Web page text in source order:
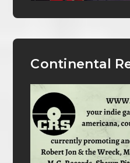
Continental